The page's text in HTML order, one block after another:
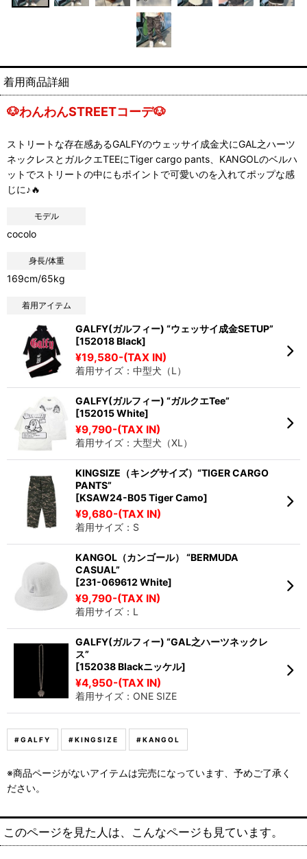
🐶わんわんSTREETコーデ🐶
ストリートな存在感あるGALFYのウェッサイ成金犬にGAL之ハーツ
ネックレスとガルクエTEEにTiger cargo pants、KANGOLのベルハ
ットでストリートの中にもポイントで可愛いのを入れてポップな感
じに♪🔥
モデル
cocolo
身長/体重
169cm/65kg
着用アイテム
GALFY(ガルフィー) “ウェッサイ成金SETUP”
[152018 Black]
¥19,580-(TAX IN)
着用サイズ：中型犬（L）
GALFY(ガルフィー) “ガルクエTee”
[152015 White]
¥9,790-(TAX IN)
着用サイズ：大型犬（XL）
KINGSIZE（キングサイズ）“TIGER CARGO
PANTS”
[KSAW24-B05 Tiger Camo]
¥9,680-(TAX IN)
着用サイズ：S
KANGOL（カンゴール） “BERMUDA
CASUAL”
[231-069612 White]
¥9,790-(TAX IN)
着用サイズ：L
GALFY(ガルフィー) “GAL之ハーツネックレ
ス”
[152038 Blackニッケル]
¥4,950-(TAX IN)
着用サイズ：ONE SIZE
#GALFY #KINGSIZE #KANGOL
※商品ページがないアイテムは完売になっています、予めご了承く
ださい。
このページを見た人は、こんなページも見ています。